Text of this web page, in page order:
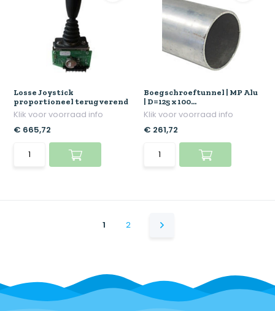
Losse Joystick
proportioneel terugverend
Klik voor voorraad info
€ 665,72
Boegschroeftunnel | MP Alu
| D=125 x 100...
Klik voor voorraad info
€ 261,72
1 2